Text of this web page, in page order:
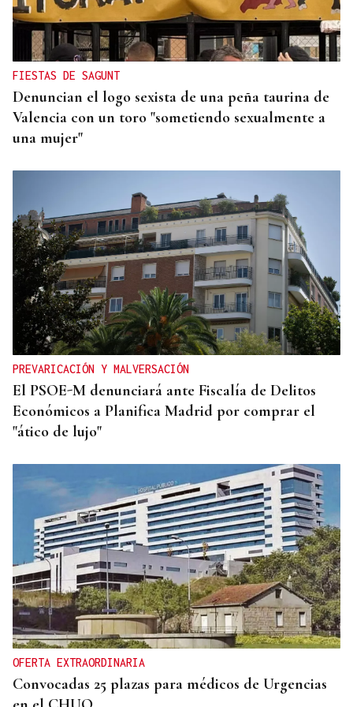
La Xunta ratifica su apoyo al Galicia Esporte
Clube de Salvador de Bahía
FIESTAS DE SAGUNT
Denuncian el logo sexista de una peña taurina de
Valencia con un toro "sometiendo sexualmente a
una mujer"
PREVARICACIÓN Y MALVERSACIÓN
El PSOE-M denunciará ante Fiscalía de Delitos
Económicos a Planifica Madrid por comprar el
"ático de lujo"
OFERTA EXTRAORDINARIA
Convocadas 25 plazas para médicos de Urgencias